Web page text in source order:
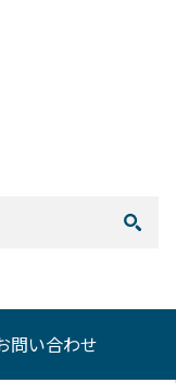
問い合わせ